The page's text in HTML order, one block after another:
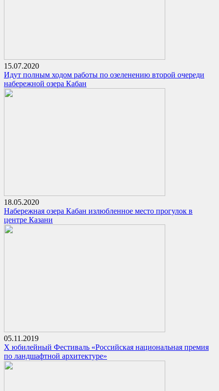
15.07.2020
Идут полным ходом работы по озеленению второй очереди
набережной озера Кабан
18.05.2020
Набережная озера Кабан излюбленное место прогулок в
центре Казани
05.11.2019
X юбилейный Фестиваль «Российская национальная премия
по ландшафтной архитектуре»